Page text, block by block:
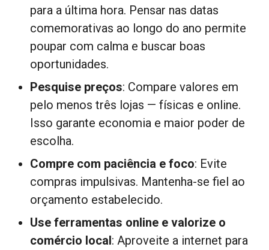
para a última hora. Pensar nas datas
comemorativas ao longo do ano permite
poupar com calma e buscar boas
oportunidades.
Pesquise preços: Compare valores em
pelo menos três lojas — físicas e online.
Isso garante economia e maior poder de
escolha.
Compre com paciência e foco: Evite
compras impulsivas. Mantenha-se fiel ao
orçamento estabelecido.
Use ferramentas online e valorize o
comércio local: Aproveite a internet para